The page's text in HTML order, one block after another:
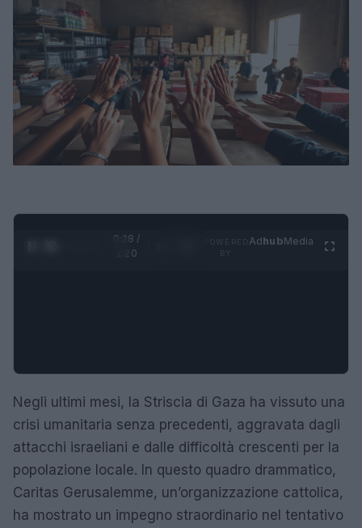
0:29 /
1:20
AdhubMedia
Negli ultimi mesi, la Striscia di Gaza ha vissuto una
crisi umanitaria senza precedenti, aggravata dagli
attacchi israeliani e dalle difficoltà crescenti per la
popolazione locale. In questo quadro drammatico,
Caritas Gerusalemme, un’organizzazione cattolica,
ha mostrato un impegno straordinario nel tentativo